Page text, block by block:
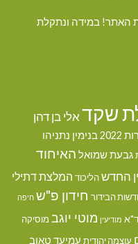
האתר! במידה ונתקלת
שקדאלי בן דהן
2022 בנימין נתניהו
גבעת שמואל האיחוד
החדשהליכוד המלצת דתילי
הבידור חידון פ"ש חיפה
מודיעין מוטי יוגב מוסיקה
עוצמה יהודית עמיעד טאוב